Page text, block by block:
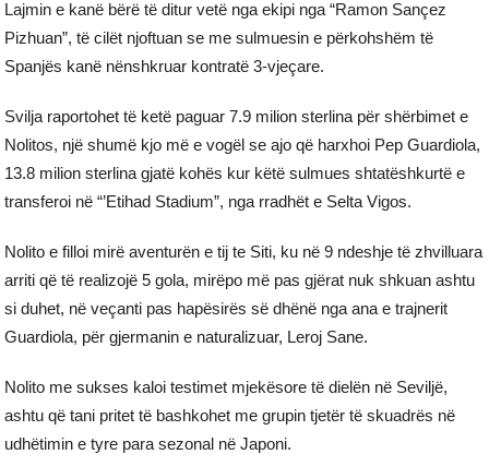
Lajmin e kanë bërë të ditur vetë nga ekipi nga “Ramon Sançez
Pizhuan”, të cilët njoftuan se me sulmuesin e përkohshëm të
Spanjës kanë nënshkruar kontratë 3-vjeçare.
Svilja raportohet të ketë paguar 7.9 milion sterlina për shërbimet e
Nolitos, një shumë kjo më e vogël se ajo që harxhoi Pep Guardiola,
13.8 milion sterlina gjatë kohës kur këtë sulmues shtatëshkurtë e
transferoi në “’Etihad Stadium”, nga rradhët e Selta Vigos.
Nolito e filloi mirë aventurën e tij te Siti, ku në 9 ndeshje të zhvilluara
arriti që të realizojë 5 gola, mirëpo më pas gjërat nuk shkuan ashtu
si duhet, në veçanti pas hapësirës së dhënë nga ana e trajnerit
Guardiola, për gjermanin e naturalizuar, Leroj Sane.
Nolito me sukses kaloi testimet mjekësore të dielën në Seviljë,
ashtu që tani pritet të bashkohet me grupin tjetër të skuadrës në
udhëtimin e tyre para sezonal në Japoni.